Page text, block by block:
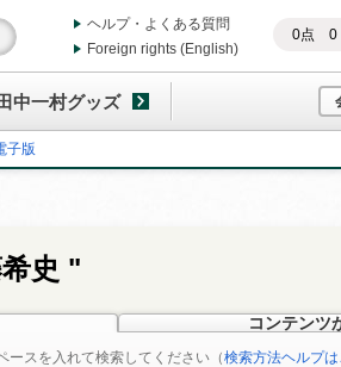
0点 0
ヘルプ・よくある質問
Foreign rights (English)
田中一村グッズ
子版
史 "
コンテンツ
ースを入れて検索してください（検索方法ヘルプは